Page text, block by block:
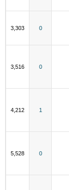
0
3,303
0
3,516
1
4,212
0
5,528